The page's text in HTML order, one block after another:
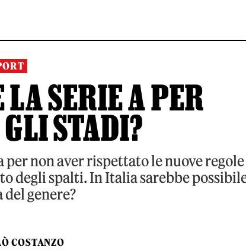
LA SERIE A PER
STADI?
non aver rispettato le nuove regole
degli spalti. In Italia sarebbe
del genere?
COSTANZO